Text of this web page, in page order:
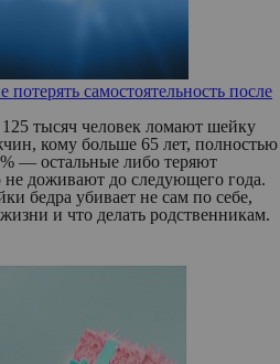
самостоятельность после
тысяч человек ломают шейку
кому больше 65 лет, полностью
— остальные либо теряют
не доживают до следующего года.
бедра убивает не сам по себе,
и что делать родственникам.